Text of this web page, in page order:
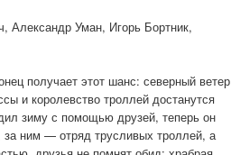
Уман, Игорь Бортник,
получает этот шанс: северный ветер
и королевство троллей достанутся
зиму с помощью друзей, теперь он
за ним — отряд трусливых троллей, а